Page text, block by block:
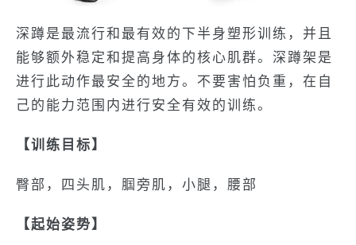
深蹲是最流行和最有效的下半身塑形训练，并且
能够额外稳定和提高身体的核心肌群。深蹲架是
进行此动作最安全的地方。不要害怕负重，在自
己的能力范围内进行安全有效的训练。
【训练目标】
臀部，四头肌，腘旁肌，小腿，腰部
【起始姿势】